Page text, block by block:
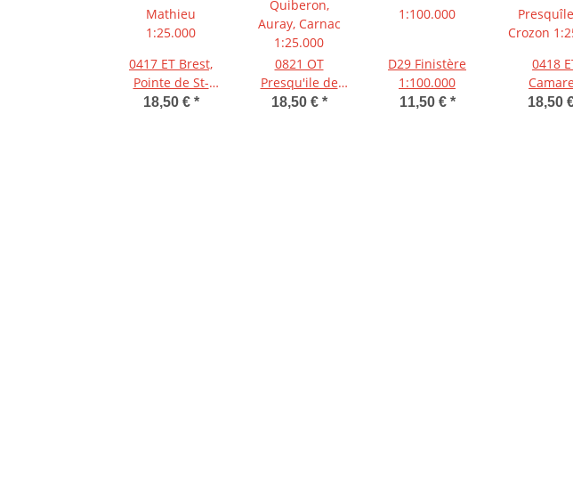
0417 ET Brest,
Pointe de St-
Mathieu
18,50 € *
0821 OT
Presqu'ile de
Quiberon,
18,50 € *
D29 Finistère
1:100.000
11,50 € *
0418
18,50